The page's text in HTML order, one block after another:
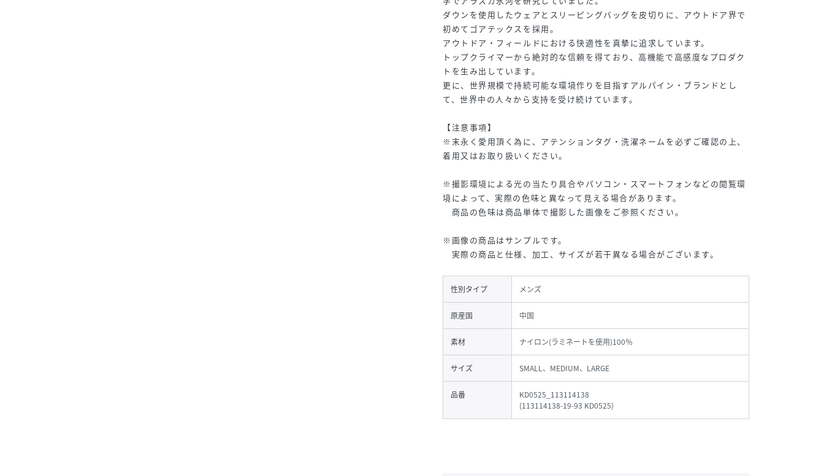
ダウンを使用したウェアとスリーピングバッグを皮切りに、アウトドア界で
初めてゴアテックスを採用。
アウトドア・フィールドにおける快適性を真摯に追求しています。
トップクライマーから絶対的な信頼を得ており、高機能で高感度なプロダク
トを生み出しています。
更に、世界規模で持続可能な環境作りを目指すアルパイン・ブランドとし
て、世界中の人々から支持を受け続けています。
【注意事項】
※末永く愛用頂く為に、アテンションタグ・洗濯ネームを必ずご確認の上、
着用又はお取り扱いください。
※撮影環境による光の当たり具合やパソコン・スマートフォンなどの閲覧環
境によって、実際の色味と異なって見える場合があります。
商品の色味は商品単体で撮影した画像をご参照ください。
※画像の商品はサンプルです。
実際の商品と仕様、加工、サイズが若干異なる場合がございます。
性別タイプ メンズ
原産国 中国
素材 ナイロン(ラミネートを使用)100％
サイズ SMALL、MEDIUM、LARGE
品番
KD0525_113114138
(113114138-19-93 KD0525)